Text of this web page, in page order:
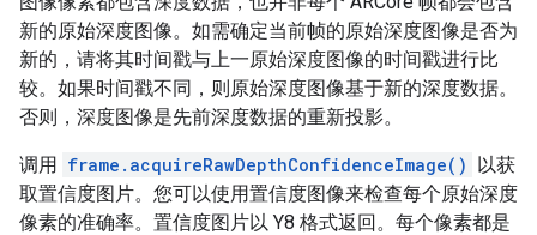
新的原始深度图像。如需确定当前帧的原始深度图像是否为
新的，请将其时间戳与上一原始深度图像的时间戳进行比
较。如果时间戳不同，则原始深度图像基于新的深度数据。
否则，深度图像是先前深度数据的重新投影。
调用 frame.acquireRawDepthConfidenceImage() 以获
取置信度图片。您可以使用置信度图像来检查每个原始深度
像素的准确率。置信度图片以 Y8 格式返回。每个像素都是